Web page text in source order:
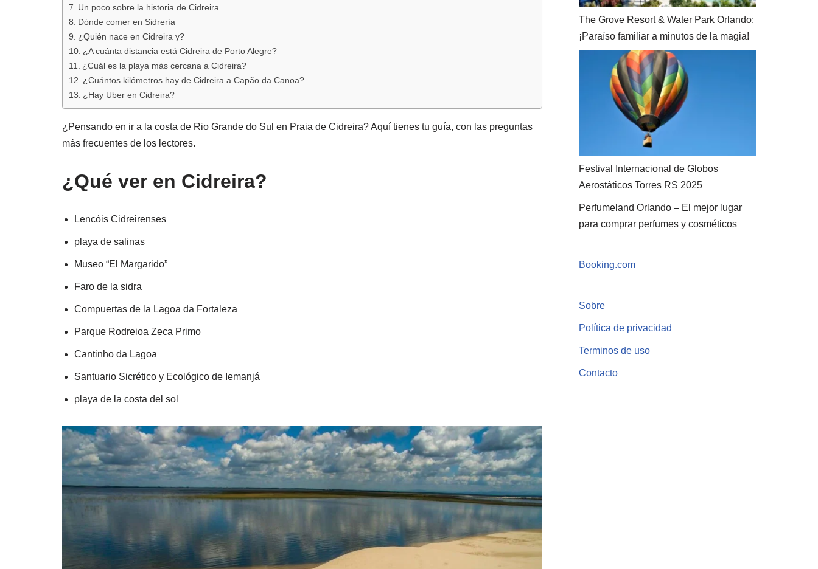
Un poco sobre la historia de Cidreira
Dónde comer en Sidrería
¿Quién nace en Cidreira y?
¿A cuánta distancia está Cidreira de Porto Alegre?
¿Cuál es la playa más cercana a Cidreira?
¿Cuántos kilómetros hay de Cidreira a Capão da Canoa?
¿Hay Uber en Cidreira?
¿Pensando en ir a la costa de Rio Grande do Sul en Praia de Cidreira? Aquí tienes tu guía, con las preguntas
más frecuentes de los lectores.
¿Qué ver en Cidreira?
Lencóis Cidreirenses
playa de salinas
Museo “El Margarido”
Faro de la sidra
Compuertas de la Lagoa da Fortaleza
Parque Rodreioa Zeca Primo
Cantinho da Lagoa
Santuario Sicrético y Ecológico de Iemanjá
playa de la costa del sol
The Grove Resort & Water Park Orlando:
¡Paraíso familiar a minutos de la magia!
Festival Internacional de Globos
Aerostáticos Torres RS 2025
Perfumeland Orlando – El mejor lugar
para comprar perfumes y cosméticos
Booking.com
Sobre
Política de privacidad
Terminos de uso
Contacto